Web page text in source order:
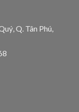
Q. Tân Phú,